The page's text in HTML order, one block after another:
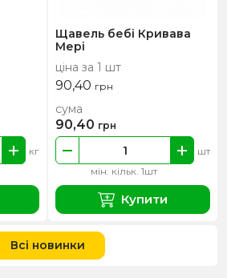
кг
Щавель бебі Кривава
Мері
ціна за 1 шт
90,40 грн
мін. кільк. 1шт
шт
сума
90,40 грн
Купити
Всі новинки